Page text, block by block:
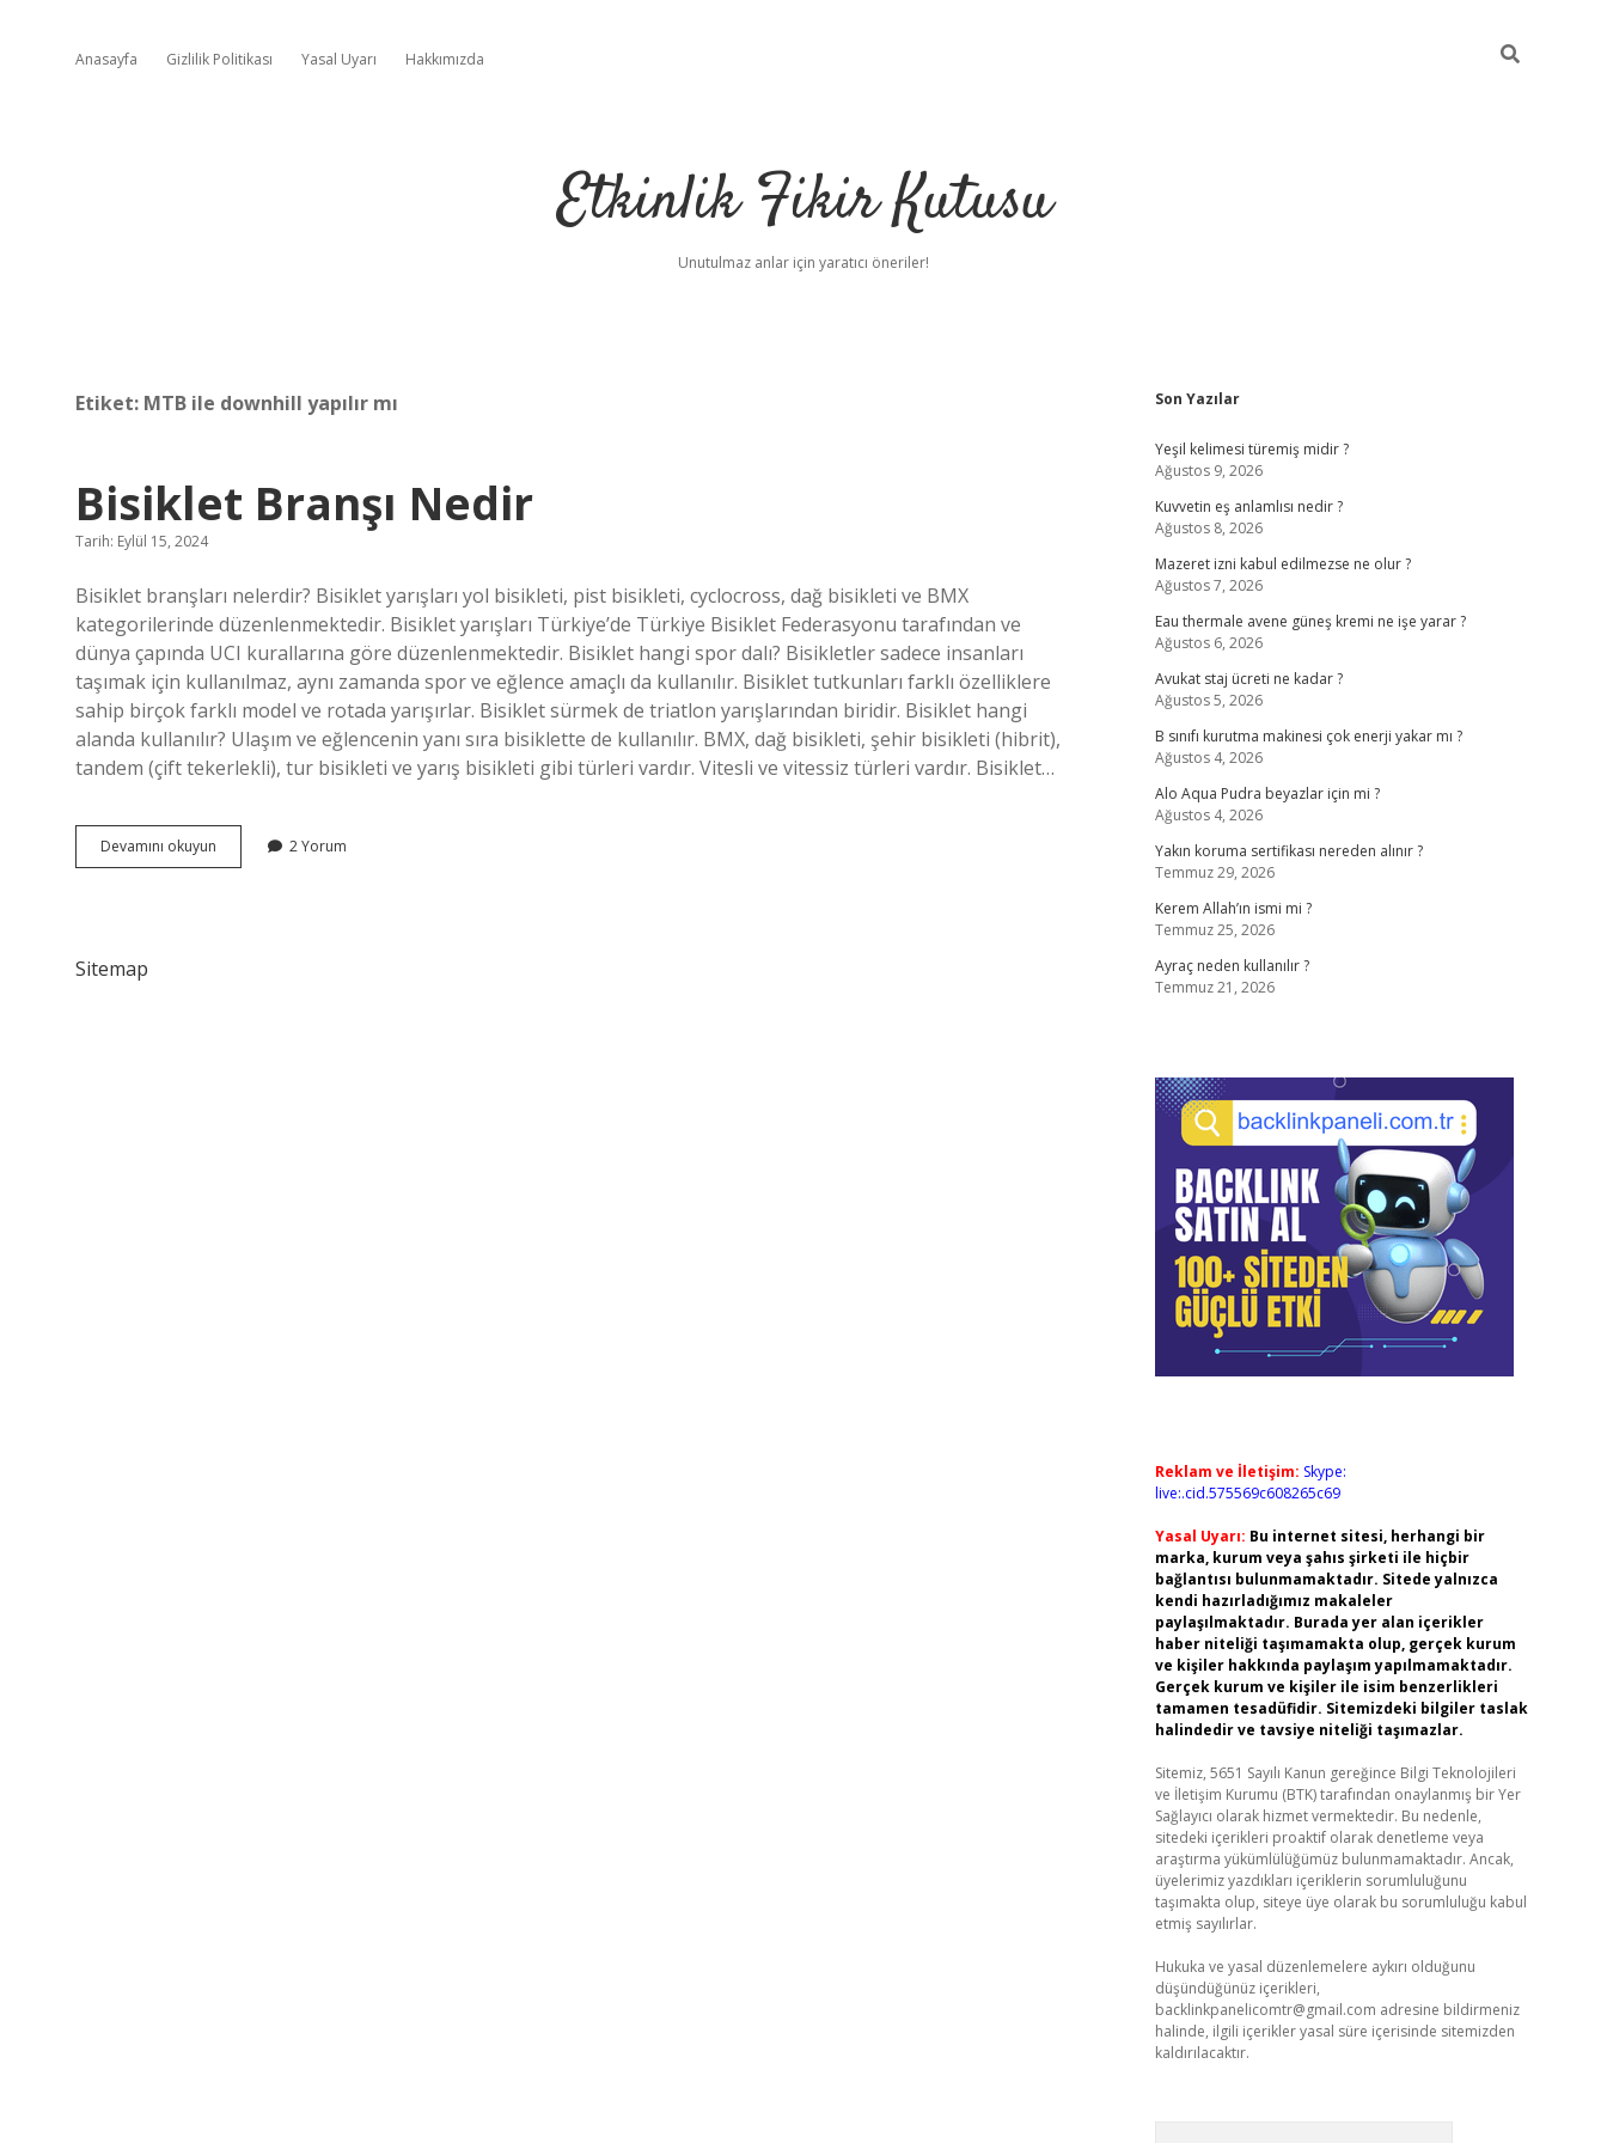
Anasayfa Gizlilik Politikası Yasal Uyarı Hakkımızda
Etkinlik Fikir Kutusu
Unutulmaz anlar için yaratıcı öneriler!
Etiket: MTB ile downhill yapılır mı
Bisiklet Branşı Nedir
Tarih: Eylül 15, 2024
Bisiklet branşları nelerdir? Bisiklet yarışları yol bisikleti, pist bisikleti, cyclocross, dağ bisikleti ve BMX
kategorilerinde düzenlenmektedir. Bisiklet yarışları Türkiye’de Türkiye Bisiklet Federasyonu tarafından ve
dünya çapında UCI kurallarına göre düzenlenmektedir. Bisiklet hangi spor dalı? Bisikletler sadece insanları
taşımak için kullanılmaz, aynı zamanda spor ve eğlence amaçlı da kullanılır. Bisiklet tutkunları farklı özelliklere
sahip birçok farklı model ve rotada yarışırlar. Bisiklet sürmek de triatlon yarışlarından biridir. Bisiklet hangi
alanda kullanılır? Ulaşım ve eğlencenin yanı sıra bisiklette de kullanılır. BMX, dağ bisikleti, şehir bisikleti (hibrit),
tandem (çift tekerlekli), tur bisikleti ve yarış bisikleti gibi türleri vardır. Vitesli ve vitessiz türleri vardır. Bisiklet…
Devamını okuyun
Branşı
2 Yorum
Sitemap
Sidebar
Son Yazılar
Yeşil kelimesi türemiş midir ?
Ağustos 9, 2026
Kuvvetin eş anlamlısı nedir ?
Ağustos 8, 2026
Mazeret izni kabul edilmezse ne olur ?
Ağustos 7, 2026
Eau thermale avene güneş kremi ne işe yarar ?
Ağustos 6, 2026
Avukat staj ücreti ne kadar ?
Ağustos 5, 2026
B sınıfı kurutma makinesi çok enerji yakar mı ?
Ağustos 4, 2026
Alo Aqua Pudra beyazlar için mi ?
Ağustos 4, 2026
Yakın koruma sertifikası nereden alınır ?
Temmuz 29, 2026
Kerem Allah’ın ismi mi ?
Temmuz 25, 2026
Ayraç neden kullanılır ?
Temmuz 21, 2026
Reklam ve İletişim: Skype:
live:.cid.575569c608265c69
Yasal Uyarı: Bu internet sitesi, herhangi bir
marka, kurum veya şahıs şirketi ile hiçbir
bağlantısı bulunmamaktadır. Sitede yalnızca
kendi hazırladığımız makaleler
paylaşılmaktadır. Burada yer alan içerikler
haber niteliği taşımamakta olup, gerçek kurum
ve kişiler hakkında paylaşım yapılmamaktadır.
Gerçek kurum ve kişiler ile isim benzerlikleri
tamamen tesadüfidir. Sitemizdeki bilgiler taslak
halindedir ve tavsiye niteliği taşımazlar.
Sitemiz, 5651 Sayılı Kanun gereğince Bilgi Teknolojileri
ve İletişim Kurumu (BTK) tarafından onaylanmış bir Yer
Sağlayıcı olarak hizmet vermektedir. Bu nedenle,
sitedeki içerikleri proaktif olarak denetleme veya
araştırma yükümlülüğümüz bulunmamaktadır. Ancak,
üyelerimiz yazdıkları içeriklerin sorumluluğunu
taşımakta olup, siteye üye olarak bu sorumluluğu kabul
etmiş sayılırlar.
Hukuka ve yasal düzenlemelere aykırı olduğunu
düşündüğünüz içerikleri,
backlinkpanelicomtr@gmail.com adresine bildirmeniz
halinde, ilgili içerikler yasal süre içerisinde sitemizden
kaldırılacaktır.